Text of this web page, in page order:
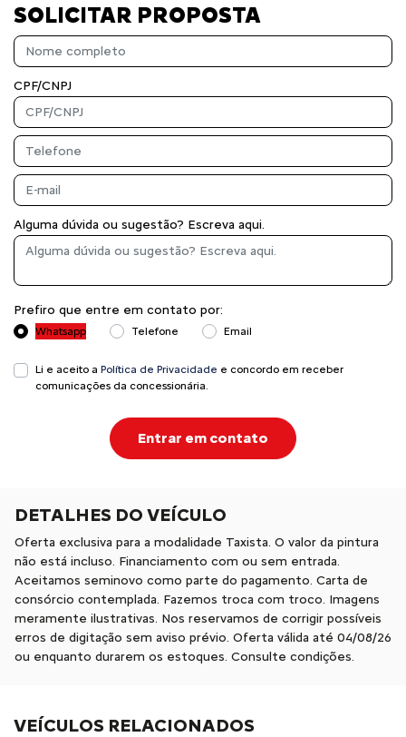
SOLICITAR PROPOSTA
CPF/CNPJ
Alguma dúvida ou sugestão? Escreva aqui.
Prefiro que entre em contato por:
Whatsapp Telefone Email
Li e aceito a Política de Privacidade e concordo em receber
comunicações da concessionária.
Entrar em contato
DETALHES DO VEÍCULO
Oferta exclusiva para a modalidade Taxista. O valor da pintura
não está incluso. Financiamento com ou sem entrada.
Aceitamos seminovo como parte do pagamento. Carta de
consórcio contemplada. Fazemos troca com troco. Imagens
meramente ilustrativas. Nos reservamos de corrigir possíveis
erros de digitação sem aviso prévio. Oferta válida até 04/08/26
ou enquanto durarem os estoques. Consulte condições.
VEÍCULOS RELACIONADOS